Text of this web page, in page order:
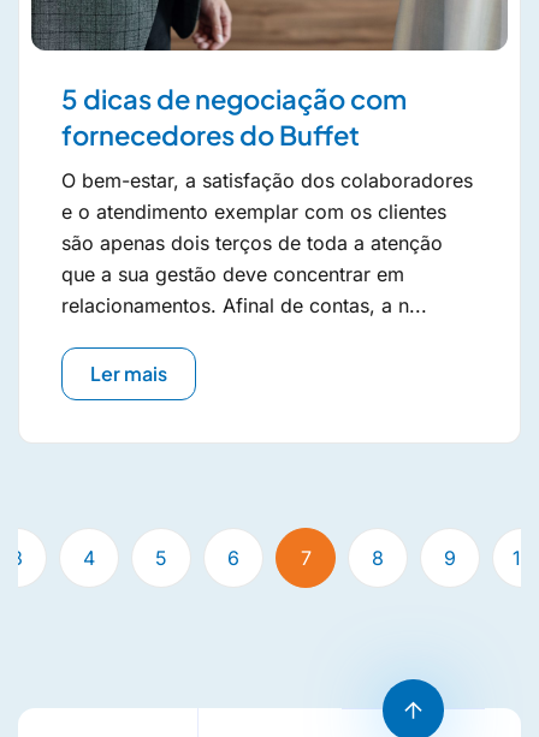
5 dicas de negociação com
fornecedores do Buffet
O bem-estar, a satisfação dos colaboradores
e o atendimento exemplar com os clientes
são apenas dois terços de toda a atenção
que a sua gestão deve concentrar em
relacionamentos. Afinal de contas, a n...
Ler mais
3 4 5 6 7 8 9 10